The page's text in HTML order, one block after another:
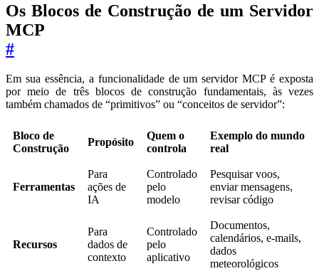
Os Blocos de Construção de um Servidor
MCP
#
Em sua essência, a funcionalidade de um servidor MCP é exposta
por meio de três blocos de construção fundamentais, às vezes
também chamados de “primitivos” ou “conceitos de servidor”:
Bloco de
Construção
Propósito
Quem o
controla
Exemplo do mundo
real
Ferramentas
Para
ações de
IA
Controlado
pelo
modelo
Pesquisar voos,
enviar mensagens,
revisar código
Recursos
Para
dados de
contexto
Controlado
pelo
aplicativo
Documentos,
calendários, e-mails,
dados
meteorológicos